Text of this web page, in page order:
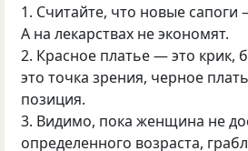
1. Считайте, что новые сапоги
А на лекарствах не экономят.
2. Красное платье — это крик,
это точка зрения, черное
позиция.
3. Видимо, пока женщина не
определенного возраста,